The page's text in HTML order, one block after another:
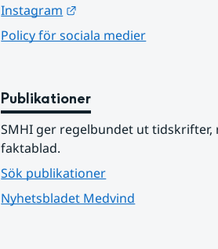
Instagram
Policy för sociala medier
Publikationer
SMHI ger regelbundet ut
faktablad.
Sök publikationer
Nyhetsbladet Medvind